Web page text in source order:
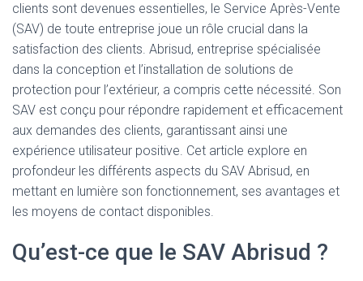
clients sont devenues essentielles, le Service Après-Vente
(SAV) de toute entreprise joue un rôle crucial dans la
satisfaction des clients. Abrisud, entreprise spécialisée
dans la conception et l’installation de solutions de
protection pour l’extérieur, a compris cette nécessité. Son
SAV est conçu pour répondre rapidement et efficacement
aux demandes des clients, garantissant ainsi une
expérience utilisateur positive. Cet article explore en
profondeur les différents aspects du SAV Abrisud, en
mettant en lumière son fonctionnement, ses avantages et
les moyens de contact disponibles.
Qu’est-ce que le SAV Abrisud ?